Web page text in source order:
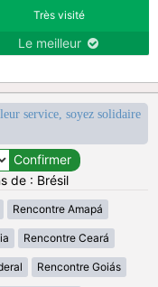
Très visité
Le meilleur
service, soyez solidaire
de : Brésil
Rencontre Amapá
Rencontre Ceará
Rencontre Goiás